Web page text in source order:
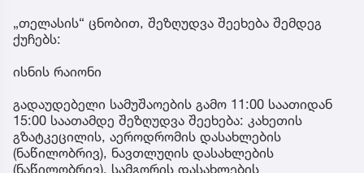
„თელასის“ ცნობით, შეზღუდვა შეეხება შემდეგ
ქუჩებს:
ისნის რაიონი
გადაუდებელი სამუშაოების გამო 11:00 საათიდან
15:00 საათამდე შეზღუდვა შეეხება: კახეთის
გზატკეცილის, აეროდრომის დასახლების
(ნაწილობრივ), ნავთლუღის დასახლების
(ნაწილობრივ), სამგორის დასახლების